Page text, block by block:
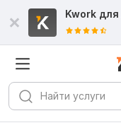
Kwork для